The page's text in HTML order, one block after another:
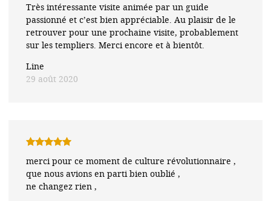
5
Line
29 août 2020
Très intéressante visite animée par un guide
passionné et c’est bien appréciable. Au plaisir de le
retrouver pour une prochaine visite, probablement
sur les templiers. Merci encore et à bientôt.
5
merci pour ce moment de culture révolutionnaire ,
que nous avions en parti bien oublié ,
ne changez rien ,